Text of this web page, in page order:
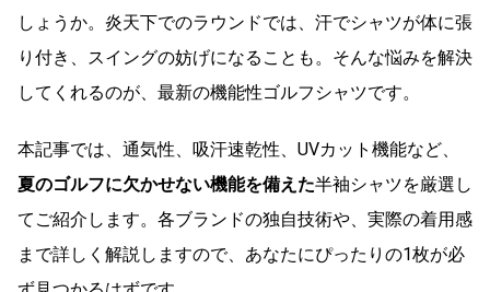
しょうか。炎天下でのラウンドでは、汗でシャツが体に張
り付き、スイングの妨げになることも。そんな悩みを解決
してくれるのが、最新の機能性ゴルフシャツです。
本記事では、通気性、吸汗速乾性、UVカット機能など、
夏のゴルフに欠かせない機能を備えた半袖シャツを厳選し
てご紹介します。各ブランドの独自技術や、実際の着用感
まで詳しく解説しますので、あなたにぴったりの1枚が必